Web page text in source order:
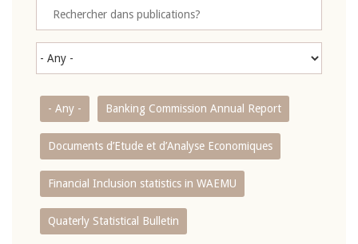
- Any - Banking Commission Annual Report
Documents d’Etude et d’Analyse Economiques
Financial Inclusion statistics in WAEMU
Quaterly Statistical Bulletin